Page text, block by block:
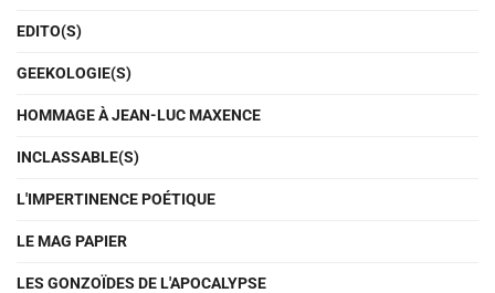
EDITO(S)
GEEKOLOGIE(S)
HOMMAGE À JEAN-LUC MAXENCE
INCLASSABLE(S)
L'IMPERTINENCE POÉTIQUE
LE MAG PAPIER
LES GONZOÏDES DE L'APOCALYPSE